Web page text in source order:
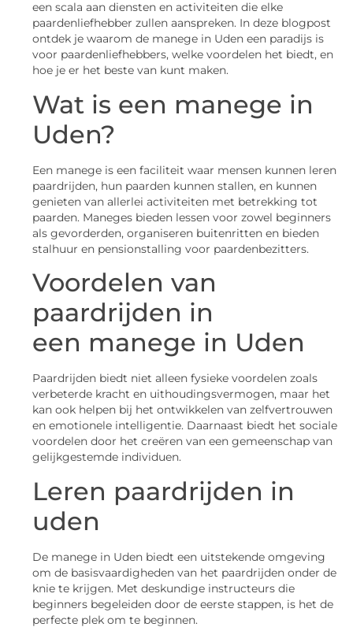
een scala aan diensten en activiteiten die elke
paardenliefhebber zullen aanspreken. In deze blogpost
ontdek je waarom de manege in Uden een paradijs is
voor paardenliefhebbers, welke voordelen het biedt, en
hoe je er het beste van kunt maken.
Wat is een manege in
Uden?
Een manege is een faciliteit waar mensen kunnen leren
paardrijden, hun paarden kunnen stallen, en kunnen
genieten van allerlei activiteiten met betrekking tot
paarden. Maneges bieden lessen voor zowel beginners
als gevorderden, organiseren buitenritten en bieden
stalhuur en pensionstalling voor paardenbezitters.
Voordelen van
paardrijden in
een manege in Uden
Paardrijden biedt niet alleen fysieke voordelen zoals
verbeterde kracht en uithoudingsvermogen, maar het
kan ook helpen bij het ontwikkelen van zelfvertrouwen
en emotionele intelligentie. Daarnaast biedt het sociale
voordelen door het creëren van een gemeenschap van
gelijkgestemde individuen.
Leren paardrijden in
uden
De manege in Uden biedt een uitstekende omgeving
om de basisvaardigheden van het paardrijden onder de
knie te krijgen. Met deskundige instructeurs die
beginners begeleiden door de eerste stappen, is het de
perfecte plek om te beginnen.